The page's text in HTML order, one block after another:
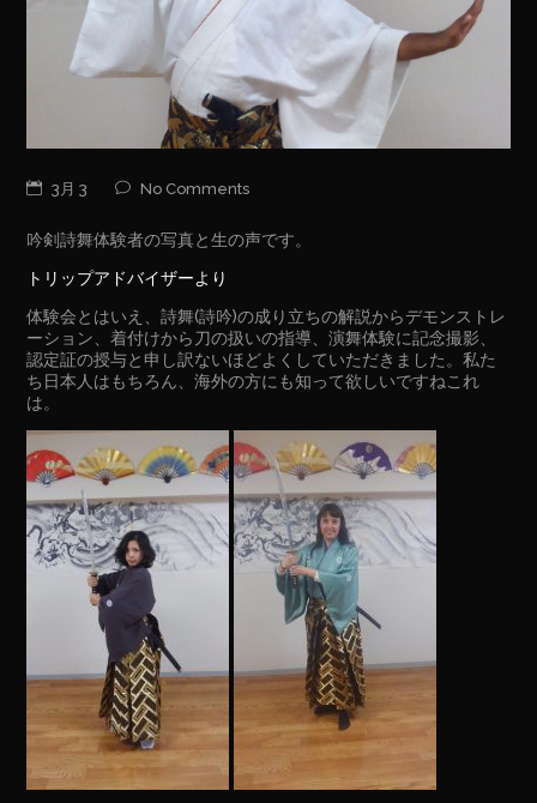
3月 3 No Comments
吟剣詩舞体験者の写真と生の声です。
トリップアドバイザーより
体験会とはいえ、詩舞(詩吟)の成り立ちの解説からデモンストレ
ーション、着付けから刀の扱いの指導、演舞体験に記念撮影、
認定証の授与と申し訳ないほどよくしていただきました。私た
ち日本人はもちろん、海外の方にも知って欲しいですねこれ
は。